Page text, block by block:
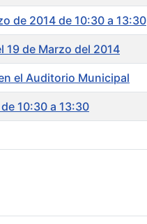
de 2014 de 10:30 a 13:30
de Marzo del 2014
el Auditorio Municipal
10:30 a 13:30